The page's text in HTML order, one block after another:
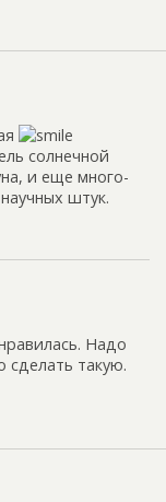
солнечной
и еще много-
штук.
Надо
сделать такую.